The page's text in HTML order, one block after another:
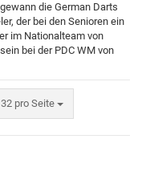
die German Darts
der bei den Senioren ein
im Nationalteam von
bei der PDC WM von
32 pro Seite